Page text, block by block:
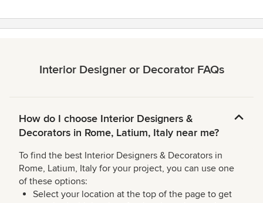
Interior Designer or Decorator FAQs
How do I choose Interior Designers &
Decorators in Rome, Latium, Italy near me?
To find the best Interior Designers & Decorators in
Rome, Latium, Italy for your project, you can use one
of these options:
Select your location at the top of the page to get